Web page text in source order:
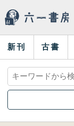
新刊 古書